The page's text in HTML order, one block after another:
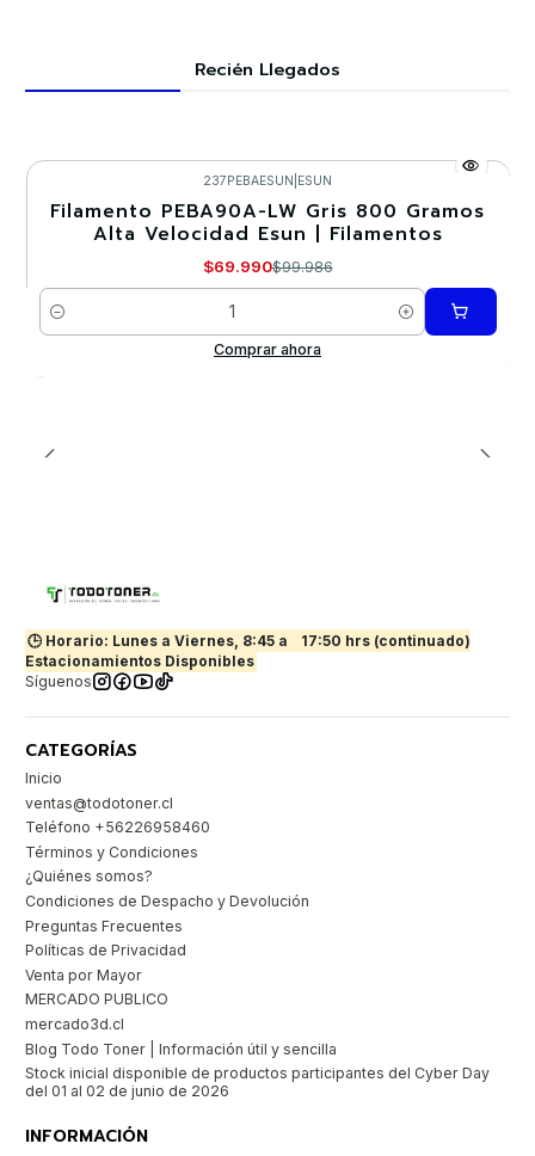
Recién Llegados
-30%
237PEBAESUN ESUN
Filamento PEBA90A-LW Gris 800 Gramos
Alta Velocidad Esun | Filamentos
$69.990$99.986
Cantidad
Comprar ahora
🕒 Horario: Lunes a Viernes, 8:45 a
17:50 hrs (continuado)
Estacionamientos Disponibles
Síguenos
CATEGORÍAS
Inicio
ventas@todotoner.cl
Teléfono +56226958460
Términos y Condiciones
¿Quiénes somos?
Condiciones de Despacho y Devolución
Preguntas Frecuentes
Políticas de Privacidad
Venta por Mayor
MERCADO PUBLICO
mercado3d.cl
Blog Todo Toner | Información útil y sencilla
Stock inicial disponible de productos participantes del Cyber Day
del 01 al 02 de junio de 2026
INFORMACIÓN